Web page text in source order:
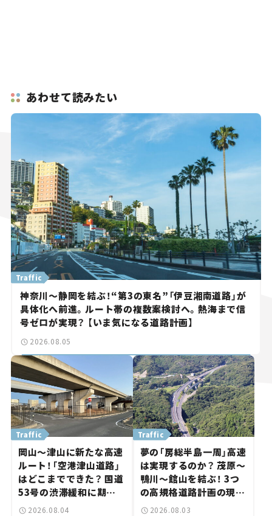
あわせて読みたい
Traffic
神奈川～静岡を結ぶ！“第3の東名”「伊豆湘南道路」が
具体化へ前進。ルート帯の複数案検討へ。熱海まで信
号ゼロが実現？ 【いま気になる道路計画】
2026.08.05
Traffic
岡山～津山に新たな高速
ルート！「空港津山道路」
はどこまでできた？ 国道
53号の渋滞緩和に期待。
岡山市側でも動きが【い
2026.08.04
Traffic
夢の「房総半島一周」高速
は実現するのか？ 茂原～
鴨川～館山を結ぶ！ 3つ
の高規格道路計画の現
状。「館山鴨川道路」で検
2026.08.03